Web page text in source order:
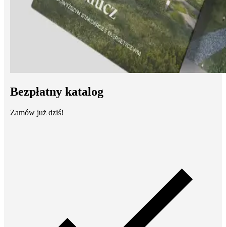
Bezpłatny katalog
Zamów już dziś!